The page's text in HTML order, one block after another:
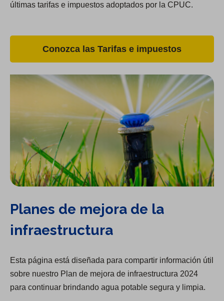
últimas tarifas e impuestos adoptados por la CPUC.
Conozca las Tarifas e impuestos
Planes de mejora de la
infraestructura
Esta página está diseñada para compartir información útil
sobre nuestro Plan de mejora de infraestructura 2024
para continuar brindando agua potable segura y limpia.